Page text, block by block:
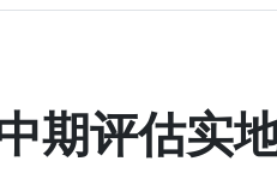
期评估实